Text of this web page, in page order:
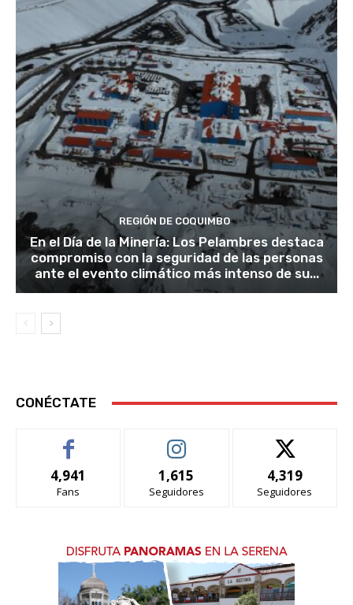
REGIÓN DE COQUIMBO
En el Día de la Minería: Los Pelambres destaca
compromiso con la seguridad de las personas
ante el evento climático más intenso de su...
CONÉCTATE
4,941
Fans
1,615
Seguidores
4,319
Seguidores